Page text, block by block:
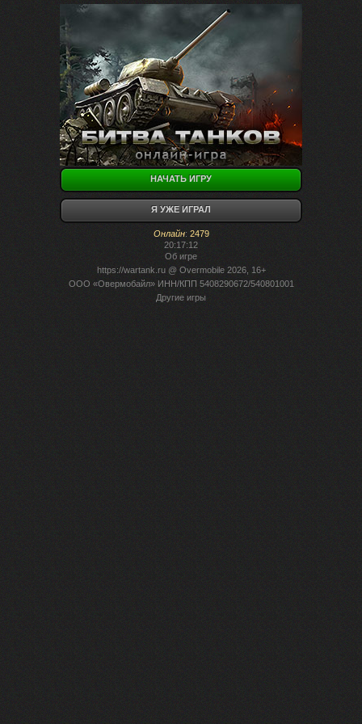
НАЧАТЬ ИГРУ
Я УЖЕ ИГРАЛ
Онлайн: 2479
20:17:12
Об игре
https://wartank.ru@ Overmobile 2026, 16+
ООО «Овермобайл» ИНН/КПП 5408290672/540801001
Другие игры